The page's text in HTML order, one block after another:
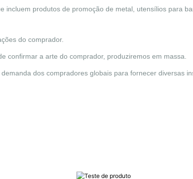
produtos de promoção de metal, utensílios para
do comprador.
confirmar a arte do comprador, produziremos em massa.
dos compradores globais para fornecer diversas